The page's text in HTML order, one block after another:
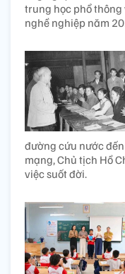
trung học phổ
nghề nghiệp năm
đường cứu nước
mạng, Chủ tịch Hồ
việc suốt đời.